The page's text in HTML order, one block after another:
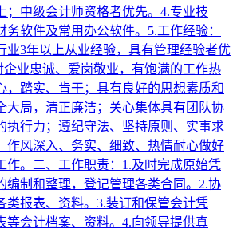
；中级会计师资格者优先。4.专业技
务软件及常用办公软件。5.工作经验：
业3年以上从业经验，具有管理经验者优
企业忠诚、爱岗敬业，有饱满的工作热
，踏实、肯干；具有良好的思想素质和
大局，清正廉洁；关心集体具有团队协
执行力；遵纪守法、坚持原则、实事求
作风深入、务实、细致、热情耐心做好
作。二、工作职责：1.及时完成原始凭
编制和整理，登记管理各类合同。2.协
类报表、资料。3.装订和保管会计凭
等会计档案、资料。4.向领导提供真